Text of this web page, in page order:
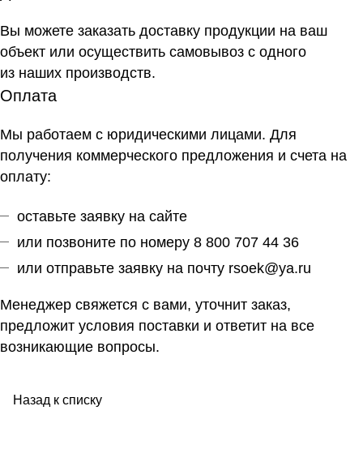
Вы можете заказать доставку продукции на ваш
объект или осуществить самовывоз с одного
из наших производств.
Оплата
Мы работаем с юридическими лицами. Для
получения коммерческого предложения и счета на
оплату:
оставьте заявку на сайте
или позвоните по номеру 8 800 707 44 36
или отправьте заявку на почту rsoek@ya.ru
Менеджер свяжется с вами, уточнит заказ,
предложит условия поставки и ответит на все
возникающие вопросы.
Назад к списку